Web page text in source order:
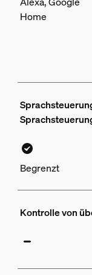
Home
Begrenzt
Kontrolle von